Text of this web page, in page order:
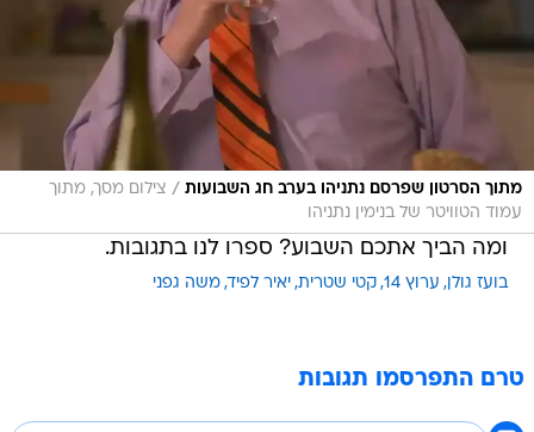
מתוך הסרטון שפרסם נתניהו בערב חג השבועות / צילום מסך, מתוך
עמוד הטוויטר של בנימין נתניהו
ומה הביך אתכם השבוע? ספרו לנו בתגובות.
בועז גולן ערוץ 14 קטי שטרית יאיר לפיד משה גפני
טרם התפרסמו תגובות